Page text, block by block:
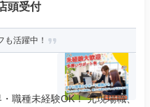
頭受付
活躍中！
職種未経験OK！ 元現場職、